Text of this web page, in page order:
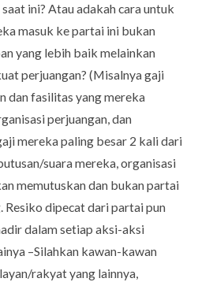
ini? Atau adakah cara untuk
masuk ke partai ini bukan
yang lebih baik melainkan
perjuangan? (Misalnya gaji
dan fasilitas yang mereka
perjuangan, dan
mereka paling besar 2 kali dari
suara mereka, organisasi
memutuskan dan bukan partai
Resiko dipecat dari partai pun
dalam setiap aksi-aksi
–Silahkan kawan-kawan
rakyat yang lainnya,